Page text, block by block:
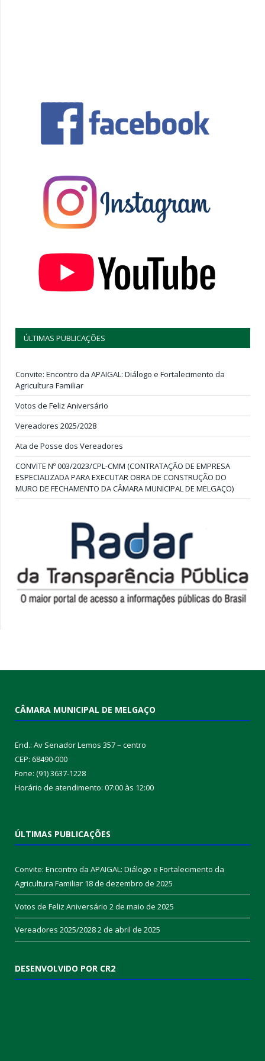
ÚLTIMAS PUBLICAÇÕES
Convite: Encontro da APAIGAL: Diálogo e Fortalecimento da
Agricultura Familiar
Votos de Feliz Aniversário
Vereadores 2025/2028
Ata de Posse dos Vereadores
CONVITE Nº 003/2023/CPL-CMM (CONTRATAÇÃO DE EMPRESA
ESPECIALIZADA PARA EXECUTAR OBRA DE CONSTRUÇÃO DO
MURO DE FECHAMENTO DA CÂMARA MUNICIPAL DE MELGAÇO)
CÂMARA MUNICIPAL DE MELGAÇO
End.: Av Senador Lemos 357 – centro
CEP: 68490-000
Fone: (91) 3637-1228
Horário de atendimento: 07:00 às 12:00
ÚLTIMAS PUBLICAÇÕES
Convite: Encontro da APAIGAL: Diálogo e Fortalecimento da
Agricultura Familiar 18 de dezembro de 2025
Votos de Feliz Aniversário 2 de maio de 2025
Vereadores 2025/20282 de abril de 2025
DESENVOLVIDO POR CR2